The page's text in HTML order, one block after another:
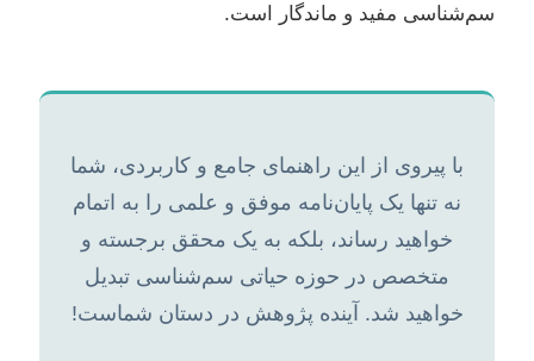
سم‌شناسی مفید و ماندگار است.
با پیروی از این راهنمای جامع و کاربردی، شما
نه تنها یک پایان‌نامه موفق و علمی را به اتمام
خواهید رساند، بلکه به یک محقق برجسته و
متخصص در حوزه حیاتی سم‌شناسی تبدیل
خواهید شد. آینده پژوهش در دستان شماست!